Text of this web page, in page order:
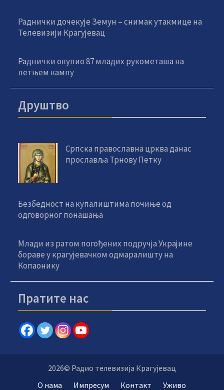
Раднички дочекује Земун – снимак утакмице на
Телевизији Крагујевац
Раднички окупио 87 младих рукометаша на
летњем кампу
Друштво
Српска православна црква данас
прославља Трнову Петку
Безбедност на купалиштима почиње од
одговорног понашања
Млади из ратом погођених подручја Украјине
бораве у крагујевачком одмаралишту на
Копаонику
Пратите нас
2026© Радио телевизија Крагујевац
О нама
Импресум Контакт Уживо